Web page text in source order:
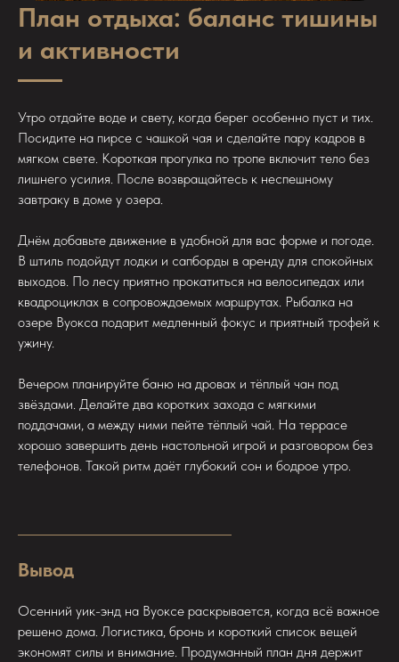
План отдыха: баланс тишины
и активности
Утро отдайте воде и свету, когда берег особенно пуст и тих.
Посидите на пирсе с чашкой чая и сделайте пару кадров в
мягком свете. Короткая прогулка по тропе включит тело без
лишнего усилия. После возвращайтесь к неспешному
завтраку в доме у озера.
Днём добавьте движение в удобной для вас форме и погоде.
В штиль подойдут лодки и сапборды в аренду для спокойных
выходов. По лесу приятно прокатиться на велосипедах или
квадроциклах в сопровождаемых маршрутах. Рыбалка на
озере Вуокса подарит медленный фокус и приятный трофей к
ужину.
Вечером планируйте баню на дровах и тёплый чан под
звёздами. Делайте два коротких захода с мягкими
поддачами, а между ними пейте тёплый чай. На террасе
хорошо завершить день настольной игрой и разговором без
телефонов. Такой ритм даёт глубокий сон и бодрое утро.
Вывод
Осенний уик-энд на Вуоксе раскрывается, когда всё важное
решено дома. Логистика, бронь и короткий список вещей
экономят силы и внимание. Продуманный план дня держит